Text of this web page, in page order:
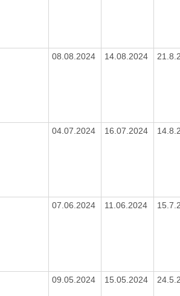
08.08.2024 14.08.2024
04.07.2024 16.07.2024
07.06.2024 11.06.2024
09.05.2024 15.05.2024